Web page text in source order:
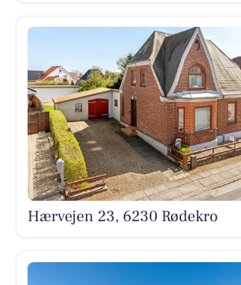
Hærvejen 23, 6230 Rødekro